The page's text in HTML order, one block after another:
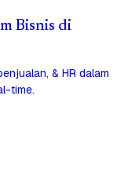
Bisnis di
& HR dalam
time.